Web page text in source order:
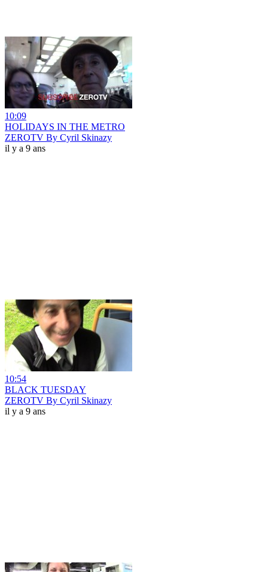
10:09
HOLIDAYS IN THE METRO
ZEROTV By Cyril Skinazy
il y a 9 ans
10:54
BLACK TUESDAY
ZEROTV By Cyril Skinazy
il y a 9 ans